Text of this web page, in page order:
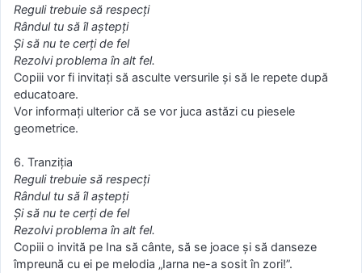
Reguli trebuie să respecţi
Rândul tu să îl aştepţi
Şi să nu te cerţi de fel
Rezolvi problema în alt fel.
Copiii vor fi invitaţi să asculte versurile şi să le repete după
educatoare.
Vor informaţi ulterior că se vor juca astăzi cu piesele
geometrice.
6. Tranziţia
Reguli trebuie să respecţi
Rândul tu să îl aştepţi
Şi să nu te cerţi de fel
Rezolvi problema în alt fel.
Copiii o invită pe Ina să cânte, să se joace şi să danseze
împreună cu ei pe melodia „Iarna ne-a sosit în zori!”.